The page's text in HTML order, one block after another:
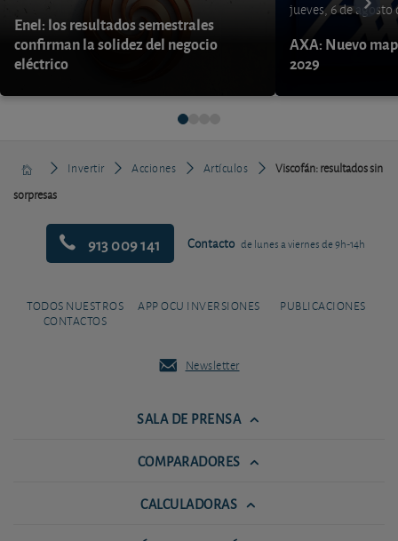
Enel: los resultados semestrales
confirman la solidez del negocio
eléctrico
jueves, 6 de agosto
AXA: Nuevo
2029
Invertir Acciones Artículos
Viscofán: resultados sin
sorpresas
913 009 141 Contacto de lunes a viernes de 9h-14h
TODOS NUESTROS
CONTACTOS
APP OCU INVERSIONES PUBLICACIONES
Newsletter
SALA DE PRENSA
COMPARADORES
CALCULADORAS